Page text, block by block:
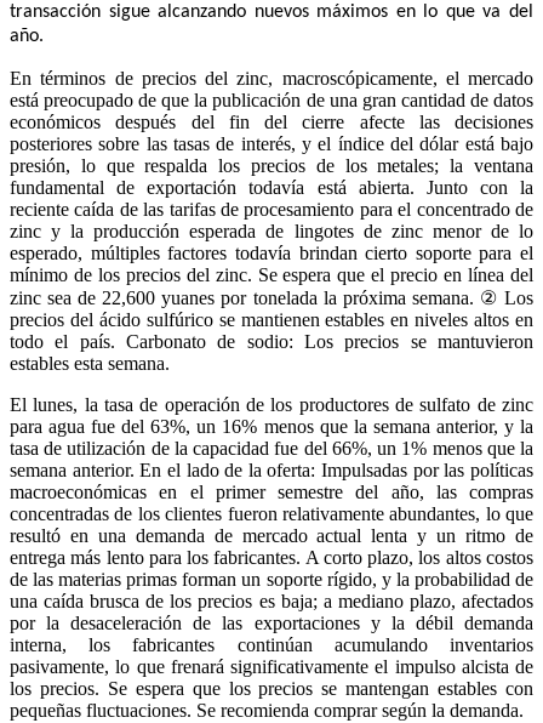
transacción sigue alcanzando nuevos máximos en lo que va del
año.
En términos de precios del zinc, macroscópicamente, el mercado
está preocupado de que la publicación de una gran cantidad de datos
económicos después del fin del cierre afecte las decisiones
posteriores sobre las tasas de interés, y el índice del dólar está bajo
presión, lo que respalda los precios de los metales; la ventana
fundamental de exportación todavía está abierta. Junto con la
reciente caída de las tarifas de procesamiento para el concentrado de
zinc y la producción esperada de lingotes de zinc menor de lo
esperado, múltiples factores todavía brindan cierto soporte para el
mínimo de los precios del zinc. Se espera que el precio en línea del
zinc sea de 22,600 yuanes por tonelada la próxima semana. ② Los
precios del ácido sulfúrico se mantienen estables en niveles altos en
todo el país. Carbonato de sodio: Los precios se mantuvieron
estables esta semana.
El lunes, la tasa de operación de los productores de sulfato de zinc
para agua fue del 63%, un 16% menos que la semana anterior, y la
tasa de utilización de la capacidad fue del 66%, un 1% menos que la
semana anterior. En el lado de la oferta: Impulsadas por las políticas
macroeconómicas en el primer semestre del año, las compras
concentradas de los clientes fueron relativamente abundantes, lo que
resultó en una demanda de mercado actual lenta y un ritmo de
entrega más lento para los fabricantes. A corto plazo, los altos costos
de las materias primas forman un soporte rígido, y la probabilidad de
una caída brusca de los precios es baja; a mediano plazo, afectados
por la desaceleración de las exportaciones y la débil demanda
interna, los fabricantes continúan acumulando inventarios
pasivamente, lo que frenará significativamente el impulso alcista de
los precios. Se espera que los precios se mantengan estables con
pequeñas fluctuaciones. Se recomienda comprar según la demanda.